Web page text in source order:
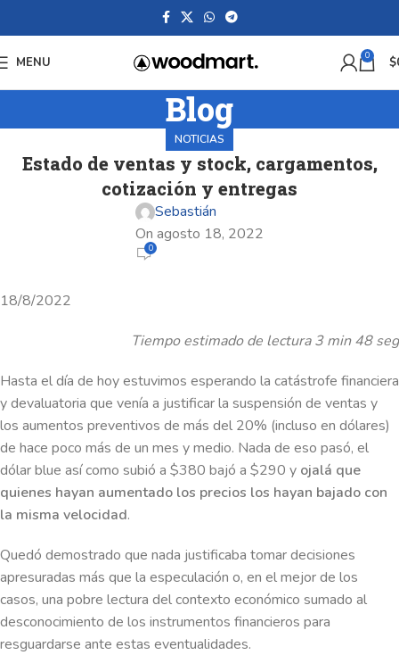
MENU 0 $
Blog
NOTICIAS
Estado de ventas y stock, cargamentos,
cotización y entregas
Sebastián
On agosto 18, 2022
0
18/8/2022
Tiempo estimado de lectura 3 min 48 seg
Hasta el día de hoy estuvimos esperando la catástrofe financiera
y devaluatoria que venía a justificar la suspensión de ventas y
los aumentos preventivos de más del 20% (incluso en dólares)
de hace poco más de un mes y medio. Nada de eso pasó, el
dólar blue así como subió a $380 bajó a $290 y ojalá que
quienes hayan aumentado los precios los hayan bajado con
la misma velocidad.
Quedó demostrado que nada justificaba tomar decisiones
apresuradas más que la especulación o, en el mejor de los
casos, una pobre lectura del contexto económico sumado al
desconocimiento de los instrumentos financieros para
resguardarse ante estas eventualidades.